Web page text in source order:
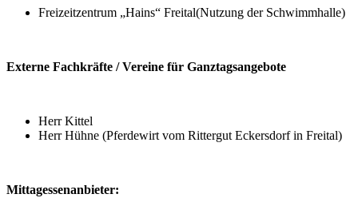
Freizeitzentrum „Hains“ Freital(Nutzung der Schwimmhalle)
Externe Fachkräfte / Vereine für Ganztagsangebote
Herr Kittel
Herr Hühne (Pferdewirt vom Rittergut Eckersdorf in Freital)
Mittagessenanbieter: